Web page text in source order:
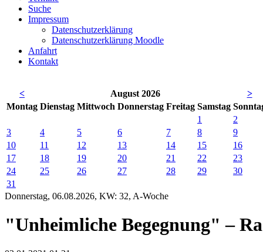
Suche
Impressum
Datenschutzerklärung
Datenschutzerklärung Moodle
Anfahrt
Kontakt
< August 2026
>
Montag Dienstag Mittwoch Donnerstag Freitag Samstag So
1
2
3
4 5 6 7 8
9
10
11 12 13 14 15
16
17
18 19 20 21 22
23
24
25 26 27 28 29
30
31
Donnerstag, 06.08.2026, KW: 32, A-Woche
"Unheimliche Begegnung" –